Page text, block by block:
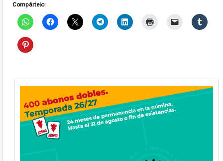
Compártelo: